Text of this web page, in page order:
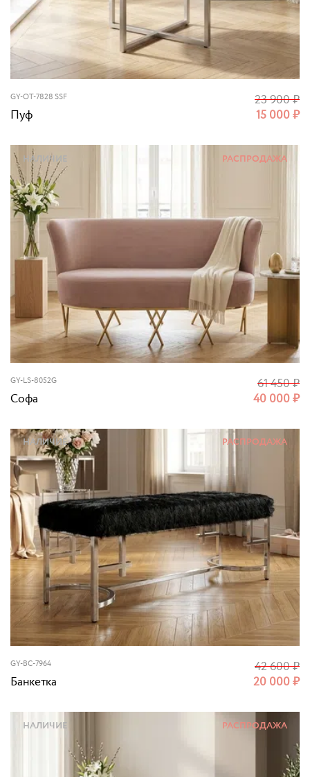
GY-OT-7828 SSF
Пуф 15 000₽
23 900₽
GY-LS-8052G
Софа 40 000₽
61 450₽
РАСПРОДАЖА
НАЛИЧИЕ
GY-BC-7964
Банкетка 20 000₽
42 600₽
РАСПРОДАЖА
НАЛИЧИЕ
РАСПРОДАЖА
НАЛИЧИЕ